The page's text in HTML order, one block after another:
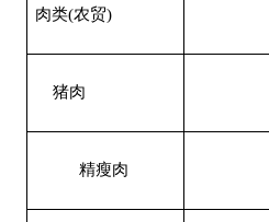
肉类(农贸)
猪肉
精瘦肉